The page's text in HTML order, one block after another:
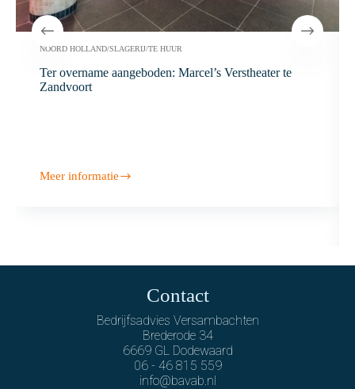
NOORD HOLLAND/SLAGERIJ/TE HUUR
Ter overname aangeboden: Marcel’s Verstheater te
Zandvoort
Meer informatie
Contact
Bedrijfsadvies Versambachten
Brederode 34
6669 GL Dodewaard
06 - 46 815 559
info@bavab.nl